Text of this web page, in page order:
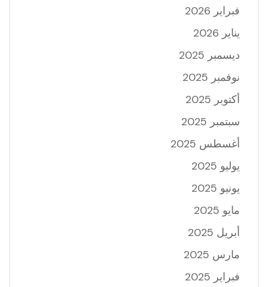
فبراير 2026
يناير 2026
ديسمبر 2025
نوفمبر 2025
أكتوبر 2025
سبتمبر 2025
أغسطس 2025
يوليو 2025
يونيو 2025
مايو 2025
أبريل 2025
مارس 2025
فبراير 2025